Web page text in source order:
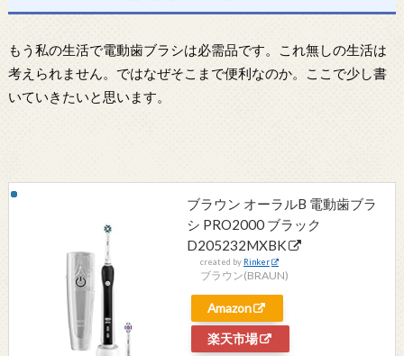
もう私の生活で電動歯ブラシは必需品です。これ無しの生活は
考えられません。ではなぜそこまで便利なのか。ここで少し書
いていきたいと思います。
ブラウン オーラルB 電動歯ブラ
シ PRO2000 ブラック
D205232MXBK
created by Rinker
ブラウン(BRAUN)
Amazon
楽天市場